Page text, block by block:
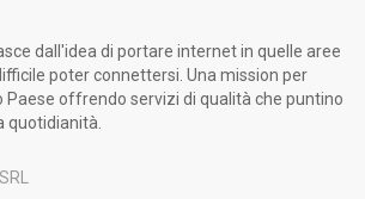
dall'idea di portare internet in quelle aree
poter connettersi. Una mission per
offrendo servizi di qualità che puntino
quotidianità.